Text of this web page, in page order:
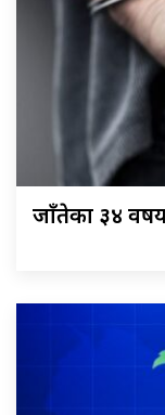
जाँतेका ३४